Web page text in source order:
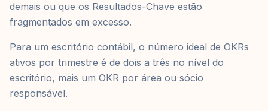
demais ou que os Resultados-Chave estão
fragmentados em excesso.
Para um escritório contábil, o número ideal de OKRs
ativos por trimestre é de dois a três no nível do
escritório, mais um OKR por área ou sócio
responsável.